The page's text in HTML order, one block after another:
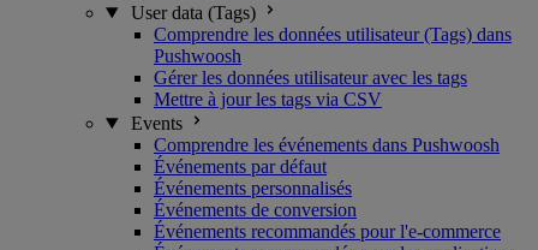
User data (Tags)
Comprendre les données utilisateur (Tags) dans
Pushwoosh
Gérer les données utilisateur avec les tags
Mettre à jour les tags via CSV
Events
Comprendre les événements dans Pushwoosh
Événements par défaut
Événements personnalisés
Événements de conversion
Événements recommandés pour l'e-commerce